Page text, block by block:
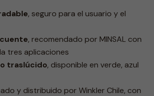
, seguro para el usuario y el
, recomendado por MINSAL con
tres aplicaciones
traslúcido, disponible en verde, azul
y distribuido por Winkler Chile, con